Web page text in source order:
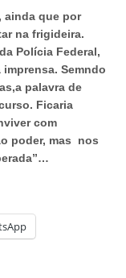
ainda que por
na frigideira.
Polícia Federal,
Semndo
palavra de
Ficaria
com
poder, mas nos